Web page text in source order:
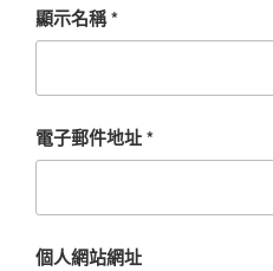
顯示名稱*
電子郵件地址*
個人網站網址